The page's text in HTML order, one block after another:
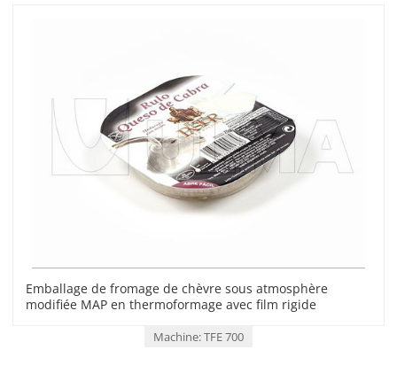
Emballage de fromage de chèvre sous atmosphère
modifiée MAP en thermoformage avec film rigide
Machine: TFE 700